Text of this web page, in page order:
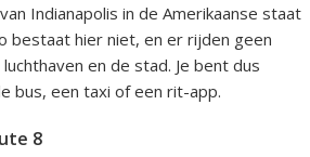
Indianapolis in de Amerikaanse staat
bestaat hier niet, en er rijden geen
en de stad. Je bent dus
bus, een taxi of een rit-app.
8